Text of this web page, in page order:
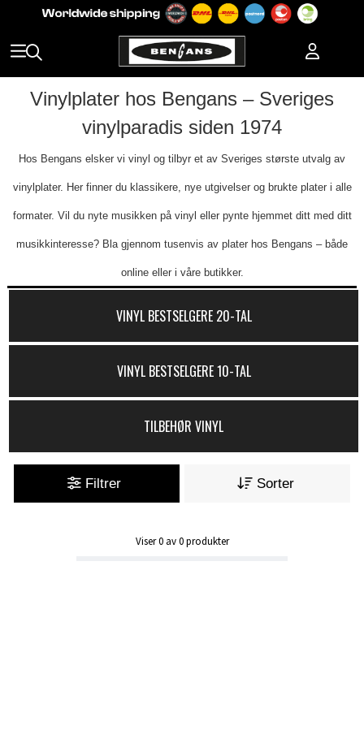
Vinylplater hos Bengans – Sveriges
vinylparadis siden 1974
Hos Bengans elsker vi vinyl og tilbyr et av Sveriges største utvalg av
vinylplater. Her finner du klassikere, nye utgivelser og brukte plater i alle
formater. Vil du nyte musikken på vinyl eller pynte hjemmet ditt med ditt
musikkinteresse? Bla gjennom tusenvis av plater hos Bengans – både
online eller i våre butikker.
VINYL BESTSELGERE 20-TAL
VINYL BESTSELGERE 10-TAL
TILBEHØR VINYL
Filtrer Sorter
Viser0av0produkter